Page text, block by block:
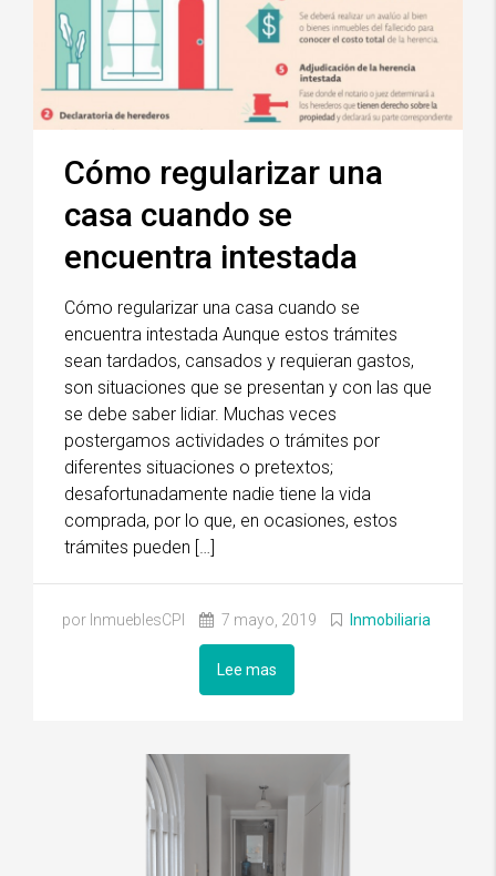
Cómo regularizar una
casa cuando se
encuentra intestada
Cómo regularizar una casa cuando se
encuentra intestada Aunque estos trámites
sean tardados, cansados y requieran gastos,
son situaciones que se presentan y con las que
se debe saber lidiar. Muchas veces
postergamos actividades o trámites por
diferentes situaciones o pretextos;
desafortunadamente nadie tiene la vida
comprada, por lo que, en ocasiones, estos
trámites pueden […]
por InmueblesCPI 7 mayo, 2019 Inmobiliaria
Lee mas